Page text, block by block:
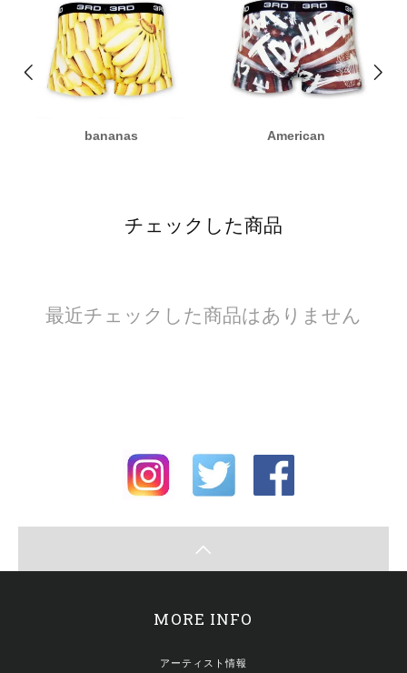
bananas American
チェックした商品
最近チェックした商品はありません
MORE INFO
アーティスト情報